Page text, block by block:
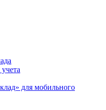
для мобильного